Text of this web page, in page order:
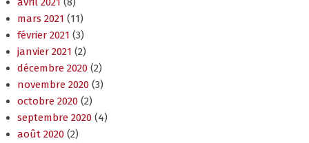
mars 2021 (11)
février 2021 (3)
janvier 2021 (2)
décembre 2020 (2)
novembre 2020 (3)
octobre 2020 (2)
septembre 2020 (4)
août 2020 (2)